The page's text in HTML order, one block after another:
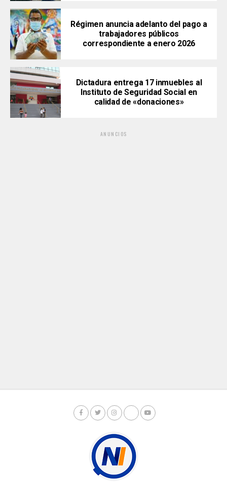
Régimen anuncia adelanto del pago a
trabajadores públicos
correspondiente a enero 2026
Dictadura entrega 17 inmuebles al
Instituto de Seguridad Social en
calidad de «donaciones»
ANUNCIOS